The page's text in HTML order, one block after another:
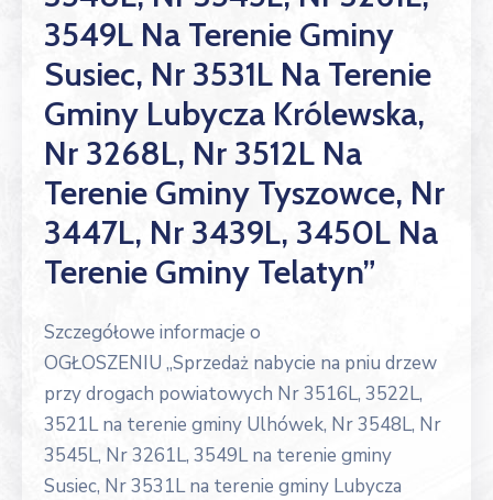
3549L Na Terenie Gminy
Susiec, Nr 3531L Na Terenie
Gminy Lubycza Królewska,
Nr 3268L, Nr 3512L Na
Terenie Gminy Tyszowce, Nr
3447L, Nr 3439L, 3450L Na
Terenie Gminy Telatyn”
Szczegółowe informacje o
OGŁOSZENIU „Sprzedaż nabycie na pniu drzew
przy drogach powiatowych Nr 3516L, 3522L,
3521L na terenie gminy Ulhówek, Nr 3548L, Nr
3545L, Nr 3261L, 3549L na terenie gminy
Susiec, Nr 3531L na terenie gminy Lubycza